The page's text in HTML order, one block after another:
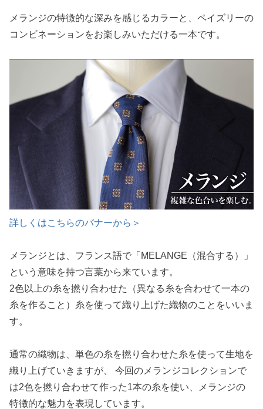
メランジの特徴的な深みを感じるカラーと、ペイズリーの
コンビネーションをお楽しみいただける一本です。
詳しくはこちらのバナーから＞
メランジとは、フランス語で「MELANGE（混合する）」
という意味を持つ言葉から来ています。
2色以上の糸を撚り合わせた（異なる糸を合わせて一本の
糸を作ること）糸を使って織り上げた織物のことをいいま
す。
通常の織物は、単色の糸を撚り合わせた糸を使って生地を
織り上げていきますが、 今回のメランジコレクションで
は2色を撚り合わせて作った1本の糸を使い、メランジの
特徴的な魅力を表現しています。